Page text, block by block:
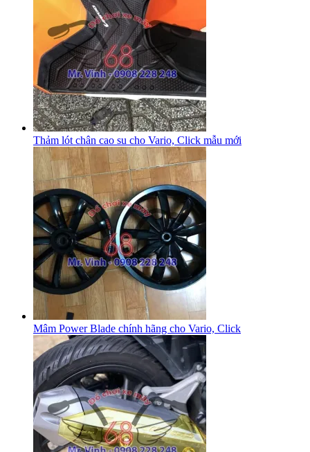
Thảm lót chân cao su cho Vario, Click mẫu mới
Mâm Power Blade chính hãng cho Vario, Click